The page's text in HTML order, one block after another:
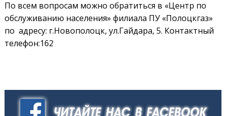
По всем вопросам можно обратиться в «Центр по
обслуживанию населения» филиала ПУ «Полоцкгаз»
по адресу: г.Новополоцк, ул.Гайдара, 5. Контактный
телефон:162